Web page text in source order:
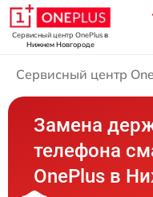
Сервисный центр OnePlusв
Нижнем Новгороде
Сервисный центр
Замена
телефона
OnePlus в